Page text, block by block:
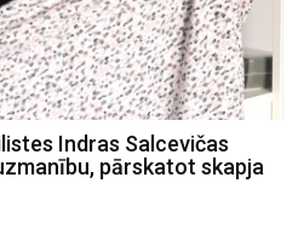
Indras Salcevičas
pārskatot skapja